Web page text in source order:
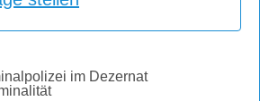
im Dezernat